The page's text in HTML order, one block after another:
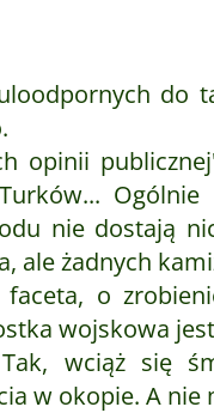
do
opinii
nie dostają
ale żadnych
o
wojskowa
Tak, wciąż się
w okopie. A nie